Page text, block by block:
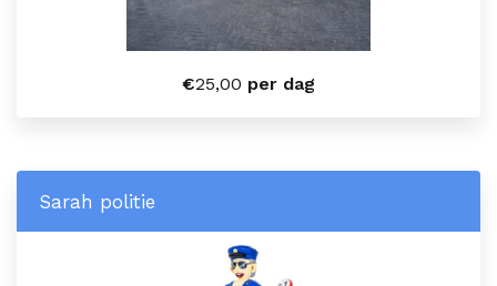
€25,00 per dag
Sarah politie